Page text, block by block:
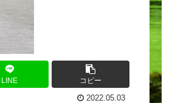
LINE コピー
2022.05.03